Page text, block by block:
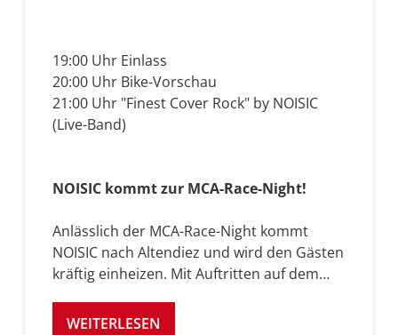
19:00 Uhr Einlass
20:00 Uhr Bike-Vorschau
21:00 Uhr "Finest Cover Rock" by NOISIC
(Live-Band)
NOISIC kommt zur MCA-Race-Night!
Anlässlich der MCA-Race-Night kommt
NOISIC nach Altendiez und wird den Gästen
kräftig einheizen. Mit Auftritten auf dem…
WEITERLESEN